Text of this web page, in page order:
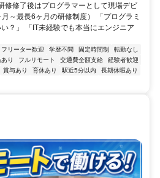
修修了後はプログラマーとして現場デビ
～最長6ヶ月の研修制度） 「プログラミ
？」 「IT未経験でも本当にエンジニア
フリーター歓迎 学歴不問 固定時間制
転勤なし
り フルリモート 交通費全額支給
経験者歓迎
賞与あり 育休あり 駅近5分以内
長期休暇あり